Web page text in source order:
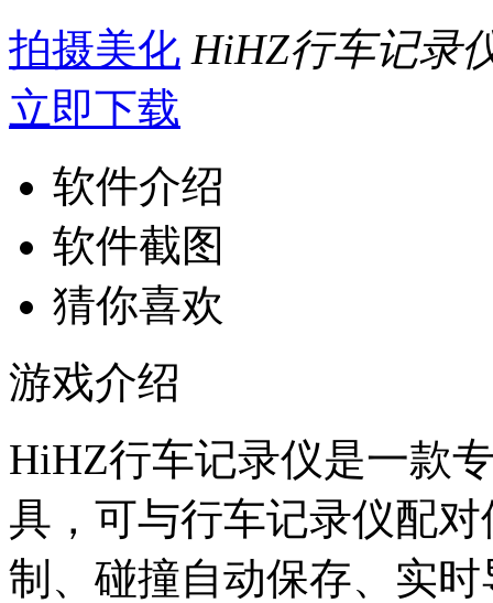
拍摄美化 HiHZ行车记录
立即下载
软件介绍
软件截图
猜你喜欢
游戏介绍
HiHZ行车记录仪是一款
具，可与行车记录仪配
制、碰撞自动保存、实